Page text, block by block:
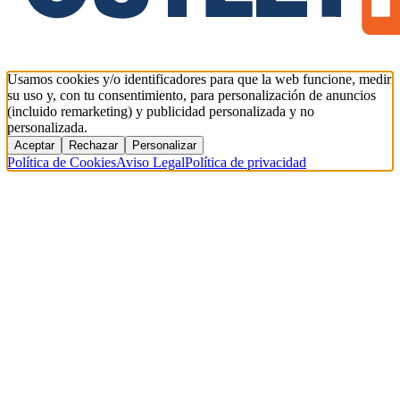
Usamos cookies y/o identificadores para que la web funcione, medir
su uso y, con tu consentimiento, para personalización de anuncios
(incluido remarketing) y publicidad personalizada y no
personalizada.
Aceptar Rechazar Personalizar
Política de CookiesAviso LegalPolítica de privacidad